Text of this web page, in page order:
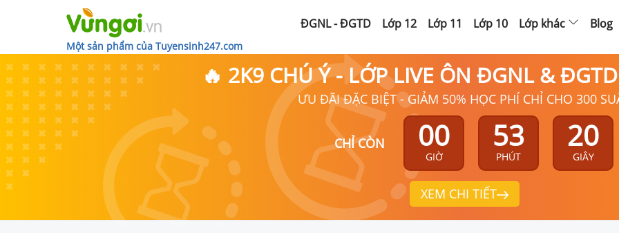
Một sản phẩm của Tuyensinh247.com
ĐGNL - ĐGTD Lớp 12 Lớp 11 Lớp 10 Lớp khác Blog
🔥 2K9 CHÚ Ý - LỚP LIVE ÔN ĐGNL &
ƯU ĐÃI ĐẶC BIỆT - GIẢM 50% HỌC PHÍ CHỈ CHO 300
CHỈ CÒN 00
GIỜ
53
PHÚT
20
GIÂY
XEM CHI TIẾT